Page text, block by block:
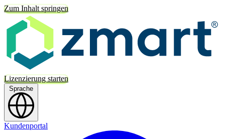
Zum Inhalt springen
Lizenzierung starten
Sprache
Kundenportal